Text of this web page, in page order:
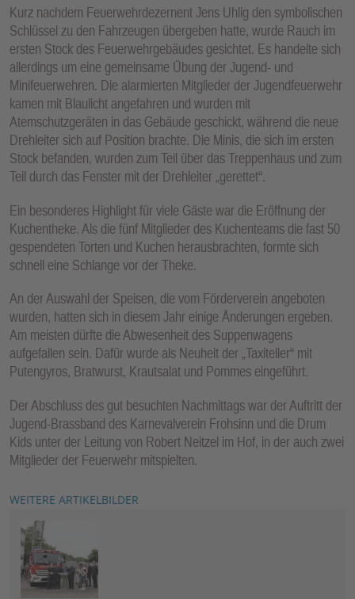
Kurz nachdem Feuerwehrdezernent Jens Uhlig den symbolischen
Schlüssel zu den Fahrzeugen übergeben hatte, wurde Rauch im
ersten Stock des Feuerwehrgebäudes gesichtet. Es handelte sich
allerdings um eine gemeinsame Übung der Jugend- und
Minifeuerwehren. Die alarmierten Mitglieder der Jugendfeuerwehr
kamen mit Blaulicht angefahren und wurden mit
Atemschutzgeräten in das Gebäude geschickt, während die neue
Drehleiter sich auf Position brachte. Die Minis, die sich im ersten
Stock befanden, wurden zum Teil über das Treppenhaus und zum
Teil durch das Fenster mit der Drehleiter „gerettet“.
Ein besonderes Highlight für viele Gäste war die Eröffnung der
Kuchentheke. Als die fünf Mitglieder des Kuchenteams die fast 50
gespendeten Torten und Kuchen herausbrachten, formte sich
schnell eine Schlange vor der Theke.
An der Auswahl der Speisen, die vom Förderverein angeboten
wurden, hatten sich in diesem Jahr einige Änderungen ergeben.
Am meisten dürfte die Abwesenheit des Suppenwagens
aufgefallen sein. Dafür wurde als Neuheit der „Taxiteller“ mit
Putengyros, Bratwurst, Krautsalat und Pommes eingeführt.
Der Abschluss des gut besuchten Nachmittags war der Auftritt der
Jugend-Brassband des Karnevalverein Frohsinn und die Drum
Kids unter der Leitung von Robert Neitzel im Hof, in der auch zwei
Mitglieder der Feuerwehr mitspielten.
WEITERE ARTIKELBILDER